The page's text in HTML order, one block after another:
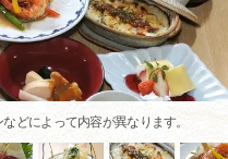
どによって内容が異なります。